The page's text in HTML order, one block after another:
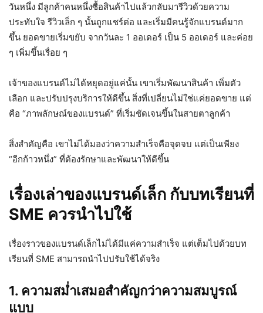
วันหนึ่ง มีลูกค้าคนหนึ่งซื้อสินค้าไปแล้วกลับมารีวิวด้วยความ
ประทับใจ รีวิวเล็ก ๆ นั้นถูกแชร์ต่อ และเริ่มมีคนรู้จักแบรนด์มาก
ขึ้น ยอดขายเริ่มขยับ จากวันละ 1 ออเดอร์ เป็น 5 ออเดอร์ และค่อย
ๆ เพิ่มขึ้นเรื่อย ๆ
เจ้าของแบรนด์ไม่ได้หยุดอยู่แค่นั้น เขาเริ่มพัฒนาสินค้า เพิ่มตัว
เลือก และปรับปรุงบริการให้ดีขึ้น สิ่งที่เปลี่ยนไม่ใช่แค่ยอดขาย แต่
คือ “ภาพลักษณ์ของแบรนด์” ที่เริ่มชัดเจนขึ้นในสายตาลูกค้า
สิ่งสำคัญคือ เขาไม่ได้มองว่าความสำเร็จคือจุดจบ แต่เป็นเพียง
“อีกก้าวหนึ่ง” ที่ต้องรักษาและพัฒนาให้ดีขึ้น
เรื่องเล่าของแบรนด์เล็ก กับบทเรียนที่
SME ควรนำไปใช้
เรื่องราวของแบรนด์เล็กไม่ได้มีแค่ความสำเร็จ แต่เต็มไปด้วยบท
เรียนที่ SME สามารถนำไปปรับใช้ได้จริง
1. ความสม่ำเสมอสำคัญกว่าความสมบูรณ์
แบบ